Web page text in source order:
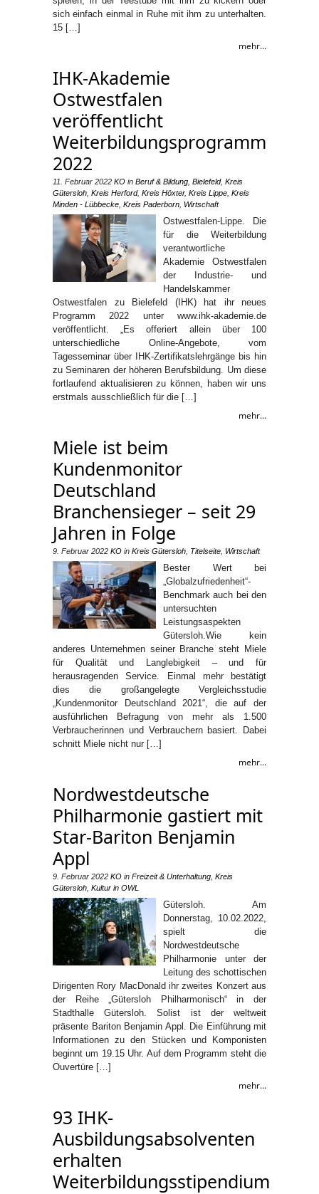
sich einfach einmal in Ruhe mit ihm zu unterhalten.
15 […]
mehr...
IHK-Akademie
Ostwestfalen
veröffentlicht
Weiterbildungsprogramm
2022
11. Februar 2022 KO in Beruf & Bildung Bielefeld, Kreis
Gütersloh Kreis Herford, Kreis Höxter, Kreis Lippe Kreis
Minden - Lübbecke Kreis Paderborn Wirtschaft
Ostwestfalen-Lippe. Die
für die Weiterbildung
verantwortliche
Akademie Ostwestfalen
der Industrie- und
Handelskammer
Ostwestfalen zu Bielefeld (IHK) hat ihr neues
Programm 2022 unter www.ihk-akademie.de
veröffentlicht. „Es offeriert allein über 100
unterschiedliche Online-Angebote, vom
Tagesseminar über IHK-Zertifikatslehrgänge bis hin
zu Seminaren der höheren Berufsbildung. Um diese
fortlaufend aktualisieren zu können, haben wir uns
erstmals ausschließlich für die […]
mehr...
Miele ist beim
Kundenmonitor
Deutschland
Branchensieger – seit 29
Jahren in Folge
9. Februar 2022 KO in Kreis Gütersloh Titelseite Wirtschaft
Bester Wert bei
„Globalzufriedenheit“-
Benchmark auch bei den
untersuchten
Leistungsaspekten
Gütersloh.Wie kein
anderes Unternehmen seiner Branche steht Miele
für Qualität und Langlebigkeit – und für
herausragenden Service. Einmal mehr bestätigt
dies die großangelegte Vergleichsstudie
„Kundenmonitor Deutschland 2021“, die auf der
ausführlichen Befragung von mehr als 1.500
Verbraucherinnen und Verbrauchern basiert. Dabei
schnitt Miele nicht nur […]
mehr...
Nordwestdeutsche
Philharmonie gastiert mit
Star-Bariton Benjamin
Appl
9. Februar 2022 KO in Freizeit & Unterhaltung Kreis
Gütersloh Kultur in OWL
Gütersloh. Am
Donnerstag, 10.02.2022,
spielt die
Nordwestdeutsche
Philharmonie unter der
Leitung des schottischen
Dirigenten Rory MacDonald ihr zweites Konzert aus
der Reihe „Gütersloh Philharmonisch“ in der
Stadthalle Gütersloh. Solist ist der weltweit
präsente Bariton Benjamin Appl. Die Einführung mit
Informationen zu den Stücken und Komponisten
beginnt um 19.15 Uhr. Auf dem Programm steht die
Ouvertüre […]
mehr...
93 IHK-
Ausbildungsabsolventen
erhalten
Weiterbildungsstipendium